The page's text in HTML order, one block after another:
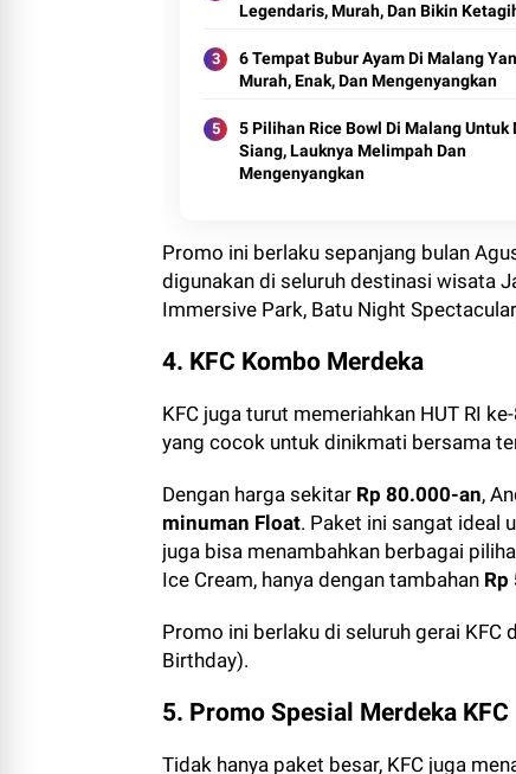
Legendaris, Murah, Dan Bikin
6 Tempat Bubur Ayam Di Malang
Murah, Enak, Dan Mengenyangkan
5 Pilihan Rice Bowl Di Malang Untuk
Siang, Lauknya Melimpah Dan
Mengenyangkan
Promo ini berlaku sepanjang bulan
digunakan di seluruh destinasi wisata
Immersive Park, Batu Night
4. KFC Kombo Merdeka
KFC juga turut memeriahkan HUT RI
yang cocok untuk dinikmati bersama
Dengan harga sekitar Rp 80.000-an,
minuman Float. Paket ini sangat ideal
juga bisa menambahkan berbagai
Ice Cream, hanya dengan tambahan Rp
Promo ini berlaku di seluruh gerai KFC
Birthday).
5. Promo Spesial Merdeka KFC
Tidak hanya paket besar, KFC juga